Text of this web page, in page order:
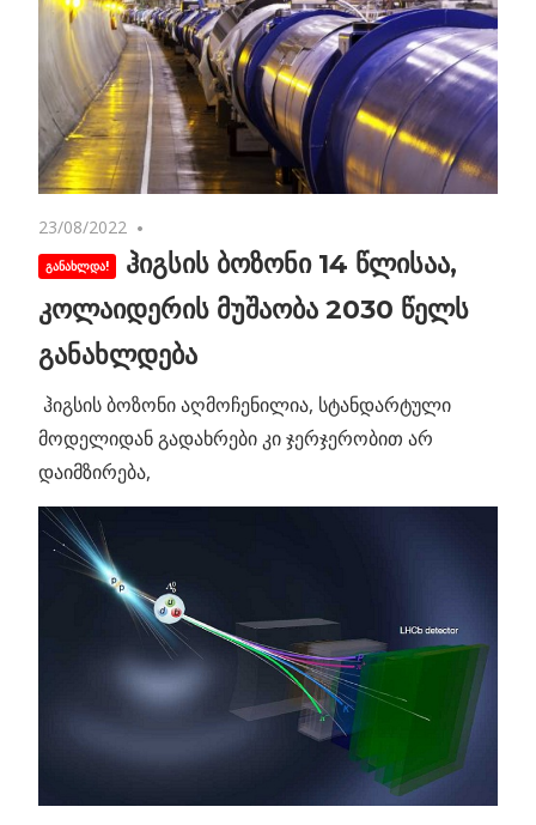
23/08/2022
ჰიგსის ბოზონი 14 წლისაა,
კოლაიდერის მუშაობა 2030 წელს
განახლდება
ჰიგსის ბოზონი აღმოჩენილია, სტანდარტული
მოდელიდან გადახრები კი ჯერჯერობით არ
დაიმზირება,